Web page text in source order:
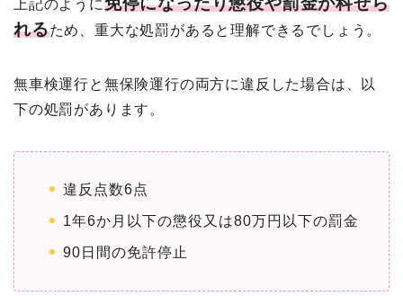
上記のように
れるため、重大な処罰があると理解できるでしょう。
無車検運行と無保険運行の両方に違反した場合は、以
下の処罰があります。
違反点数6点
1年6か月以下の懲役又は80万円以下の罰金
90日間の免許停止